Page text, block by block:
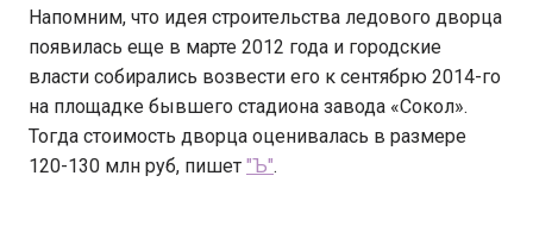
Напомним, что идея строительства ледового дворца
появилась еще в марте 2012 года и городские
власти собирались возвести его к сентябрю 2014-го
на площадке бывшего стадиона завода «Сокол».
Тогда стоимость дворца оценивалась в размере
120-130 млн руб, пишет "Ъ".